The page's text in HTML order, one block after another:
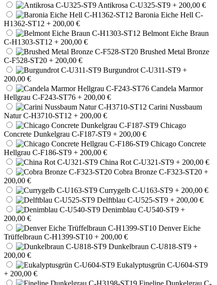
Antikrosa C-U325-ST9 + 200,00 €
Baronia Eiche Hell C-
H1362-ST12 + 200,00 €
Belmont Eiche Braun
C-H1303-ST12 + 200,00 €
Brushed Metal Bronze
C-F528-ST20 + 200,00 €
Burgundrot C-U311-ST9 +
200,00 €
Candela Marmor
Hellgrau C-F243-ST76 + 200,00 €
Carini Nussbaum
Natur C-H3710-ST12 + 200,00 €
Chicago
Concrete Dunkelgrau C-F187-ST9 + 200,00 €
Chicago Concrete
Hellgrau C-F186-ST9 + 200,00 €
China Rot C-U321-ST9 + 200,00 €
Cobra Bronze C-F323-ST20 +
200,00 €
Currygelb C-U163-ST9 + 200,00 €
Delftblau C-U525-ST9 + 200,00 €
Denimblau C-U540-ST9 +
200,00 €
Denver Eiche
Trüffelbraun C-H1399-ST10 + 200,00 €
Dunkelbraun C-U818-ST9 +
200,00 €
Eukalyptusgrün C-U604-ST9
+ 200,00 €
Fineline Dunkelgrau C-